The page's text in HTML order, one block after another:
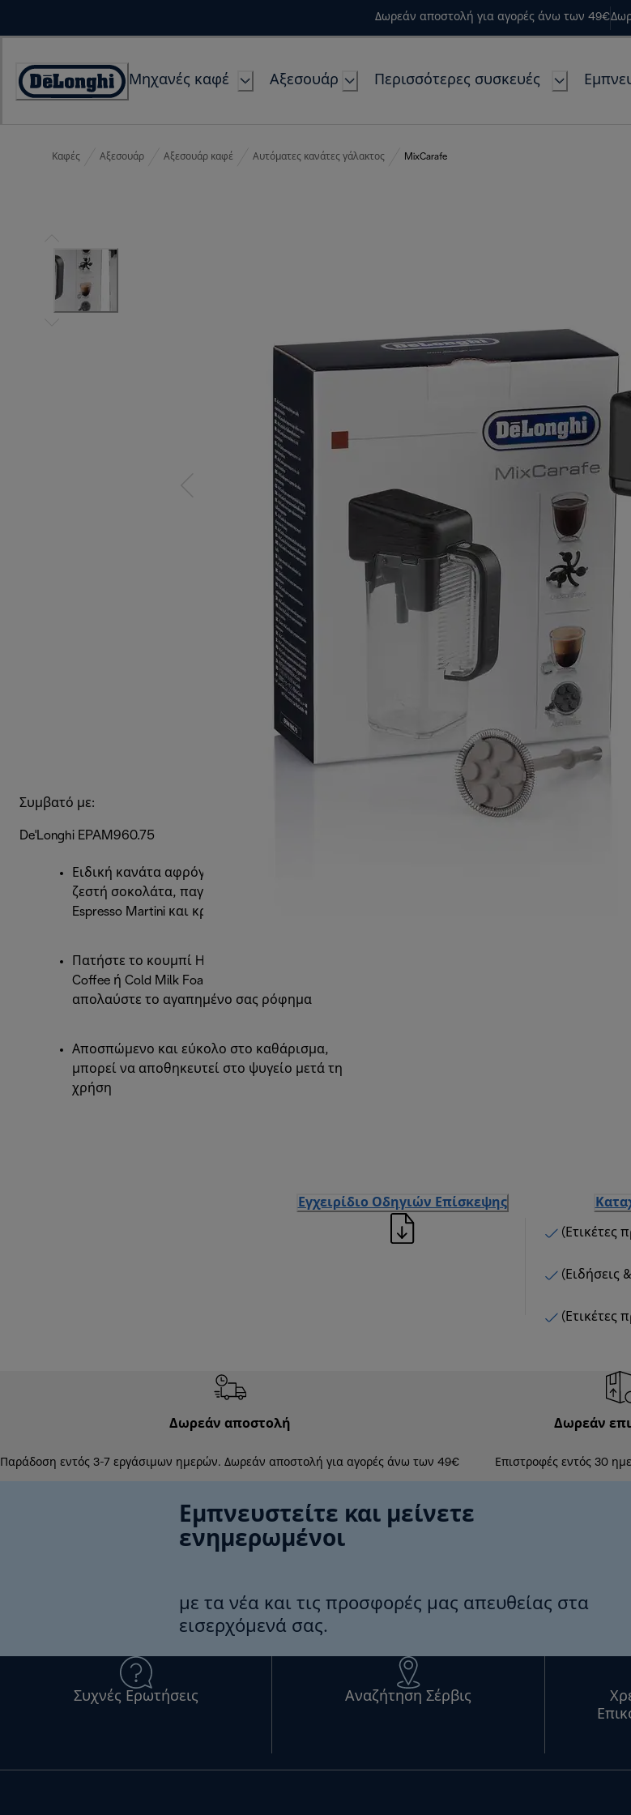
Δωρεάν αποστολή για αγορές άνω των 49€
Accessibility
Μηχανές καφέ Αξεσουάρ Περισσότερες συσκευές
Καφές Αξεσουάρ Αξεσουάρ καφέ Αυτόματες κανάτες γάλακτος MixCarafe
Συμβατό με:
De'Longhi EPAM960.75
Ειδική κανάτα αφρόγαλα για να φτιάξετε
ζεστή σοκολάτα, παγωμένο καφέ, βάση
Espresso Martini και κρύο αφρόγαλα
Πατήστε το κουμπί Hot Chocolate, Cold
Coffee ή Cold Milk Foam και απλά
απολαύστε το αγαπημένο σας ρόφημα
Αποσπώμενο και εύκολο στο καθάρισμα,
μπορεί να αποθηκευτεί στο ψυγείο μετά τη
χρήση
Εγχειρίδιο Οδηγιών Επίσκεψης
(Ετικέτες
(Ειδήσεις
(Ετικέτες
Δωρεάν αποστολή
Παράδοση εντός 3-7 εργάσιμων ημερών. Δωρεάν αποστολή για αγορές άνω των 49€
Δωρεάν
Επιστροφές εντός 30
Εμπνευστείτε και μείνετε
ενημερωμένοι
με τα νέα και τις προσφορές μας απευθείας στα
εισερχόμενά σας.
Συχνές Ερωτήσεις Αναζήτηση Σέρβις